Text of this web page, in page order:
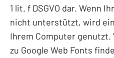
1 lit. f DSGVO dar. Wenn
nicht unterstützt, wird
Ihrem Computer
zu Google Web Fonts